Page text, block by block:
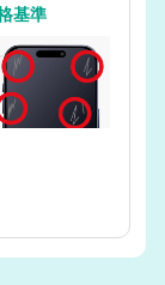
基準